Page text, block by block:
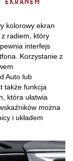
kolorowy ekran
radiem, który
interfejs
Korzystanie z
Auto lub
także funkcja
która ułatwia
można
i układem